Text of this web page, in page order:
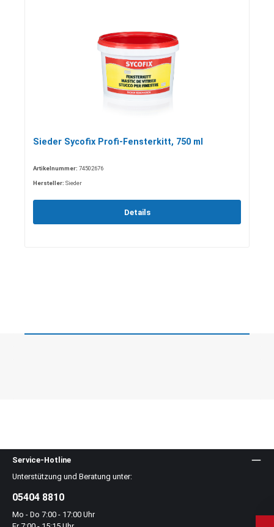
Sieder Sycofix Profi-Fensterkitt, 750 ml
Artikelnummer: 74502676
Hersteller: Sieder
Details
Service-Hotline
Unterstützung und Beratung unter:
05404 8810
Mo - Do 7:00 - 17:00 Uhr